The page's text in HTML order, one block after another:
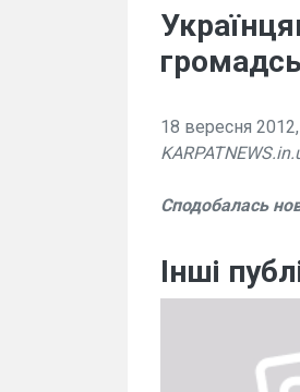
18 вересня
Сподобалась
Інші